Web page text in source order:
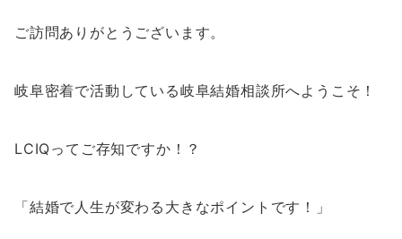
ご訪問ありがとうございます。
岐阜密着で活動している岐阜結婚相談所へようこそ！
LCIQってご存知ですか！？
「結婚で人生が変わる大きなポイントです！」